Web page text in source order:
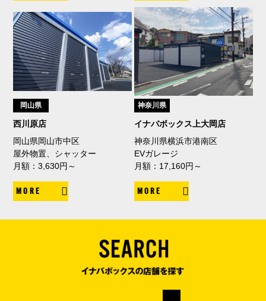
岡山県
西川原店
岡山県岡山市中区
屋外物置、シャッター
月額：3,630円～
MORE
神奈川県
イナバボックス上大岡店
神奈川県横浜市港南区
EVガレージ
月額：17,160円～
MORE